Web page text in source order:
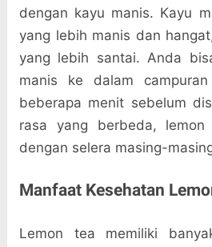
dengan kayu manis. Kayu
yang lebih manis dan
yang lebih santai. Anda
manis ke dalam
beberapa menit sebelum
rasa yang berbeda,
dengan selera masing-
Manfaat Kesehatan
Lemon tea memiliki